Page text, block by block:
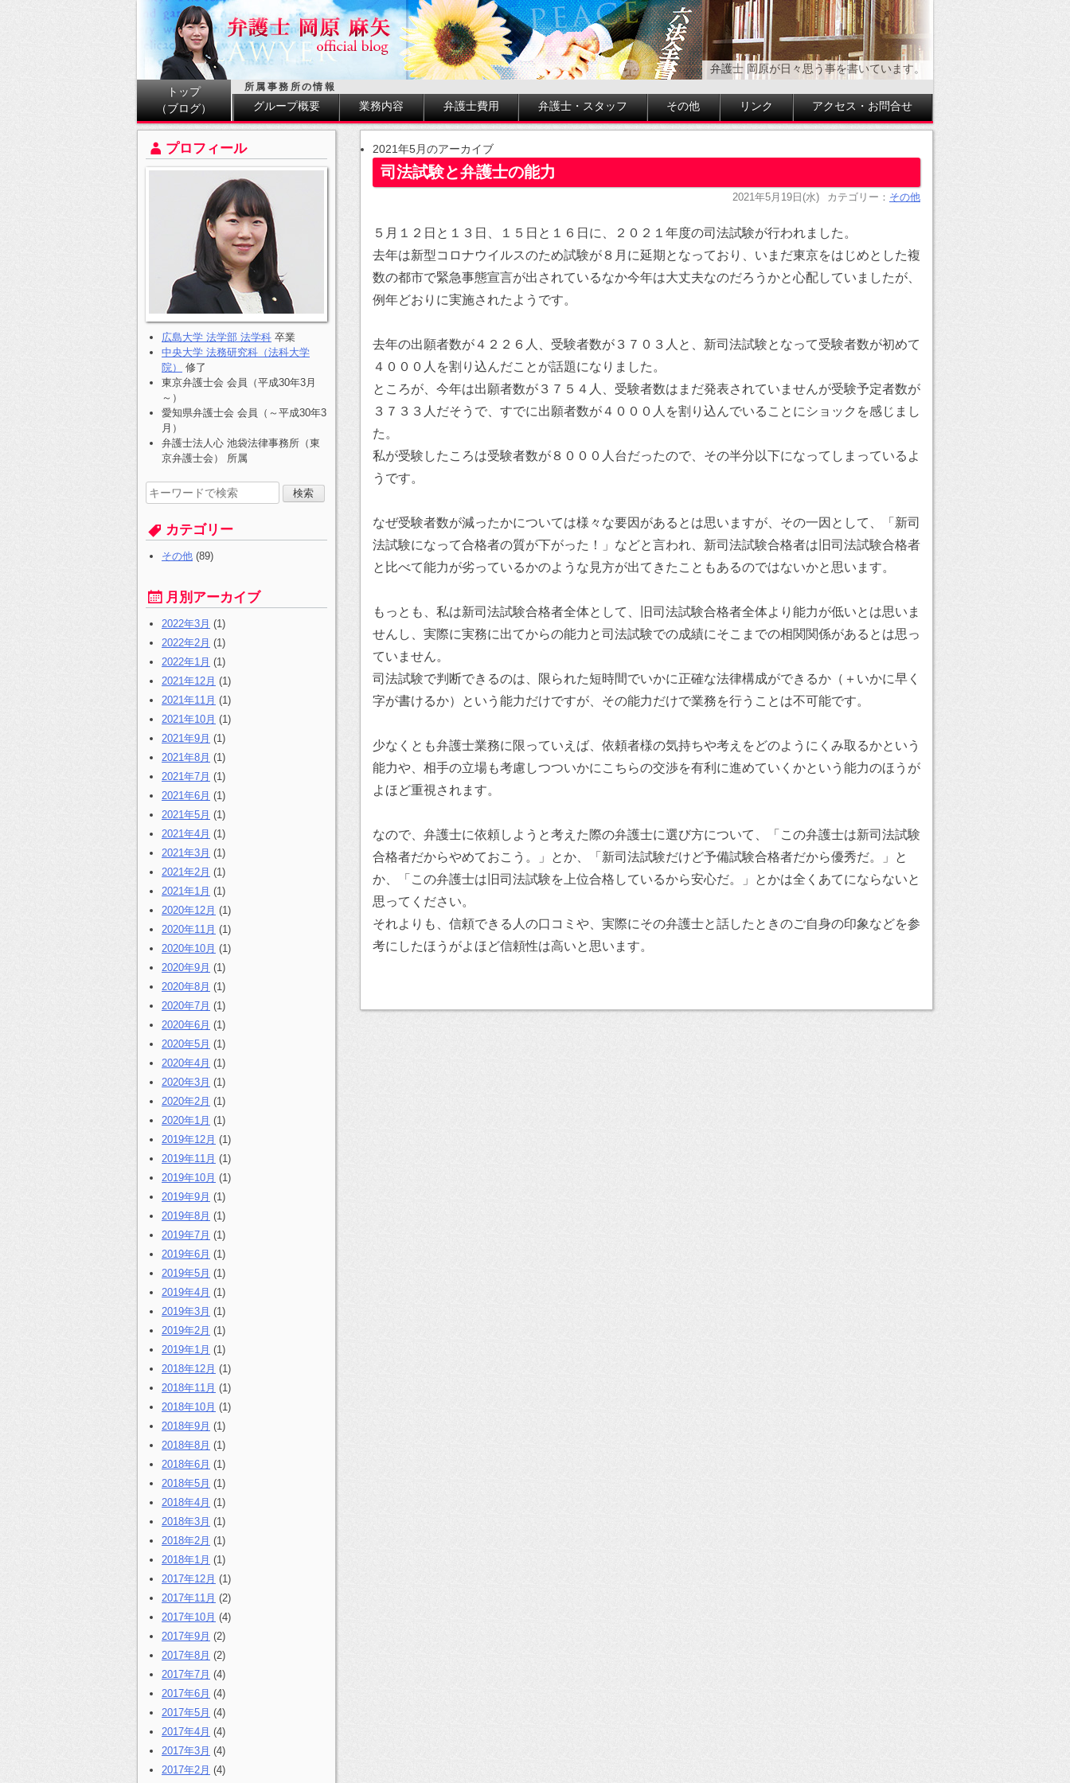
弁護士 岡原が日々思う事を書いています。
トップ
（ブログ）
所属事務所の情報
グループ概要 業務内容 弁護士費用 弁護士・スタッフ その他 リンク アクセス・お問合せ
2021年5月のアーカイブ
司法試験と弁護士の能力
2021年5月19日(水) カテゴリー： その他
５月１２日と１３日、１５日と１６日に、２０２１年度の司法試験が行われました。
去年は新型コロナウイルスのため試験が８月に延期となっており、いまだ東京をはじめとした複
数の都市で緊急事態宣言が出されているなか今年は大丈夫なのだろうかと心配していましたが、
例年どおりに実施されたようです。
去年の出願者数が４２２６人、受験者数が３７０３人と、新司法試験となって受験者数が初めて
４０００人を割り込んだことが話題になりました。
ところが、今年は出願者数が３７５４人、受験者数はまだ発表されていませんが受験予定者数が
３７３３人だそうで、すでに出願者数が４０００人を割り込んでいることにショックを感じまし
た。
私が受験したころは受験者数が８０００人台だったので、その半分以下になってしまっているよ
うです。
なぜ受験者数が減ったかについては様々な要因があるとは思いますが、その一因として、「新司
法試験になって合格者の質が下がった！」などと言われ、新司法試験合格者は旧司法試験合格者
と比べて能力が劣っているかのような見方が出てきたこともあるのではないかと思います。
もっとも、私は新司法試験合格者全体として、旧司法試験合格者全体より能力が低いとは思いま
せんし、実際に実務に出てからの能力と司法試験での成績にそこまでの相関関係があるとは思っ
ていません。
司法試験で判断できるのは、限られた短時間でいかに正確な法律構成ができるか（＋いかに早く
字が書けるか）という能力だけですが、その能力だけで業務を行うことは不可能です。
少なくとも弁護士業務に限っていえば、依頼者様の気持ちや考えをどのようにくみ取るかという
能力や、相手の立場も考慮しつついかにこちらの交渉を有利に進めていくかという能力のほうが
よほど重視されます。
なので、弁護士に依頼しようと考えた際の弁護士に選び方について、「この弁護士は新司法試験
合格者だからやめておこう。」とか、「新司法試験だけど予備試験合格者だから優秀だ。」と
か、「この弁護士は旧司法試験を上位合格しているから安心だ。」とかは全くあてにならないと
思ってください。
それよりも、信頼できる人の口コミや、実際にその弁護士と話したときのご自身の印象などを参
考にしたほうがよほど信頼性は高いと思います。
プロフィール
広島大学 法学部 法学科 卒業
中央大学 法務研究科（法科大学
院）
修了
東京弁護士会 会員（平成30年3月
～）
愛知県弁護士会 会員（～平成30年3
月）
弁護士法人心 池袋法律事務所（東
京弁護士会） 所属
検
索
す
る:
カテゴリー
その他 (89)
月別アーカイブ
2022年3月 (1)
2022年2月 (1)
2022年1月 (1)
2021年12月 (1)
2021年11月 (1)
2021年10月 (1)
2021年9月 (1)
2021年8月 (1)
2021年7月 (1)
2021年6月 (1)
2021年5月 (1)
2021年4月 (1)
2021年3月 (1)
2021年2月 (1)
2021年1月 (1)
2020年12月 (1)
2020年11月 (1)
2020年10月 (1)
2020年9月 (1)
2020年8月 (1)
2020年7月 (1)
2020年6月 (1)
2020年5月 (1)
2020年4月 (1)
2020年3月 (1)
2020年2月 (1)
2020年1月 (1)
2019年12月 (1)
2019年11月 (1)
2019年10月 (1)
2019年9月 (1)
2019年8月 (1)
2019年7月 (1)
2019年6月 (1)
2019年5月 (1)
2019年4月 (1)
2019年3月 (1)
2019年2月 (1)
2019年1月 (1)
2018年12月 (1)
2018年11月 (1)
2018年10月 (1)
2018年9月 (1)
2018年8月 (1)
2018年6月 (1)
2018年5月 (1)
2018年4月 (1)
2018年3月 (1)
2018年2月 (1)
2018年1月 (1)
2017年12月 (1)
2017年11月 (2)
2017年10月 (4)
2017年9月 (2)
2017年8月 (2)
2017年7月 (4)
2017年6月 (4)
2017年5月 (4)
2017年4月 (4)
2017年3月 (4)
2017年2月 (4)